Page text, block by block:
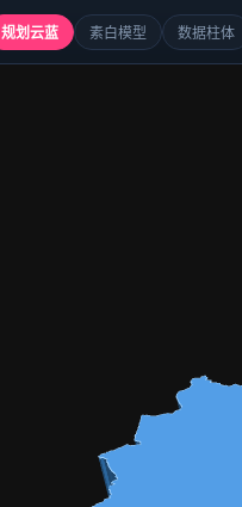
规划云蓝 素白模型 数据柱体